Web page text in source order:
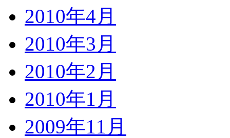
2010年4月
2010年3月
2010年2月
2010年1月
2009年11月